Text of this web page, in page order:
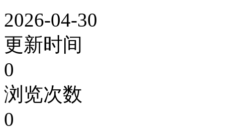
2026-04-30
更新时间
0
浏览次数
0